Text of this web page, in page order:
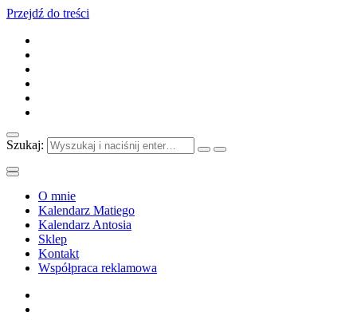
Przejdź do treści
Szukaj:
O mnie
Kalendarz Matiego
Kalendarz Antosia
Sklep
Kontakt
Współpraca reklamowa